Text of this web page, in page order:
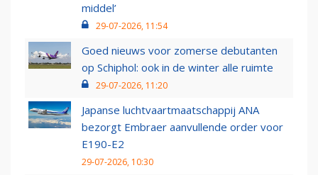
middel’
29-07-2026, 11:54
Goed nieuws voor zomerse debutanten
op Schiphol: ook in de winter alle ruimte
29-07-2026, 11:20
Japanse luchtvaartmaatschappij ANA
bezorgt Embraer aanvullende order voor
E190-E2
29-07-2026, 10:30